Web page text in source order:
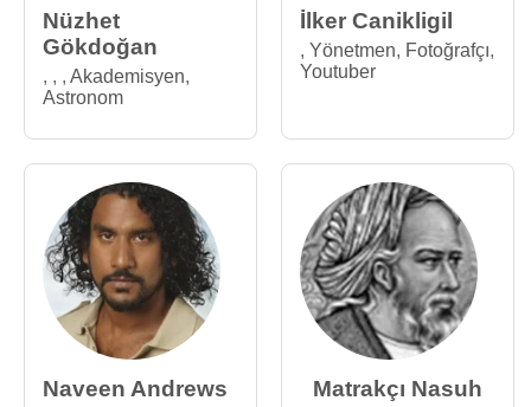
Nüzhet
Gökdoğan
, , , Akademisyen,
Astronom
İlker Canikligil
, Yönetmen, Fotoğrafçı,
Youtuber
Naveen Andrews Matrakçı Nasuh